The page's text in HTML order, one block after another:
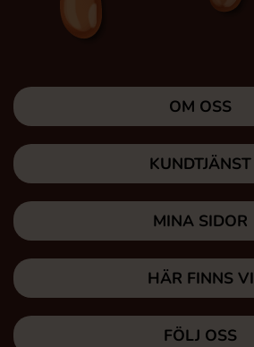
OM OSS
KUNDTJÄNST
MINA SIDOR
HÄR FINNS VI
FÖLJ OSS